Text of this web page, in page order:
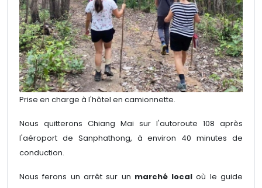
Prise en charge à l'hôtel en camionnette.
Nous quitterons Chiang Mai sur l'autoroute 108 après
l'aéroport de Sanphathong, à environ 40 minutes de
conduction.
Nous ferons un arrêt sur un marché local où le guide